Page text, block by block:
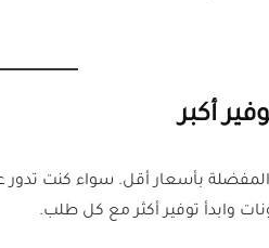
أكبر
بأسعار أقل. سواء كنت
وابدأ توفير أكثر مع كل طلب.